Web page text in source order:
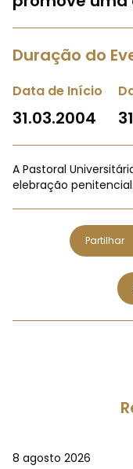
Duração do
Data de Início
31.03.2004
A Pastoral
elebração penitencial.
Partilhar
8 agosto 2026